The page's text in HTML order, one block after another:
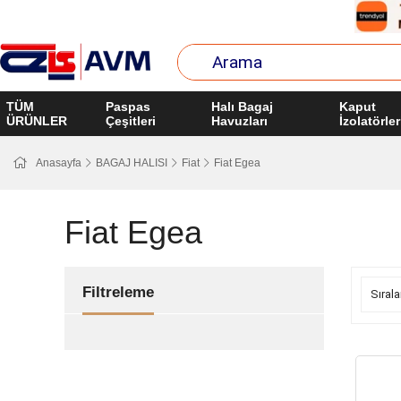
TÜM
ÜRÜNLER
Paspas
Çeşitleri
Halı Bagaj
Havuzları
Kaput
Anasayfa BAGAJ HALISI Fiat Fiat Egea
Fiat Egea
Filtreleme